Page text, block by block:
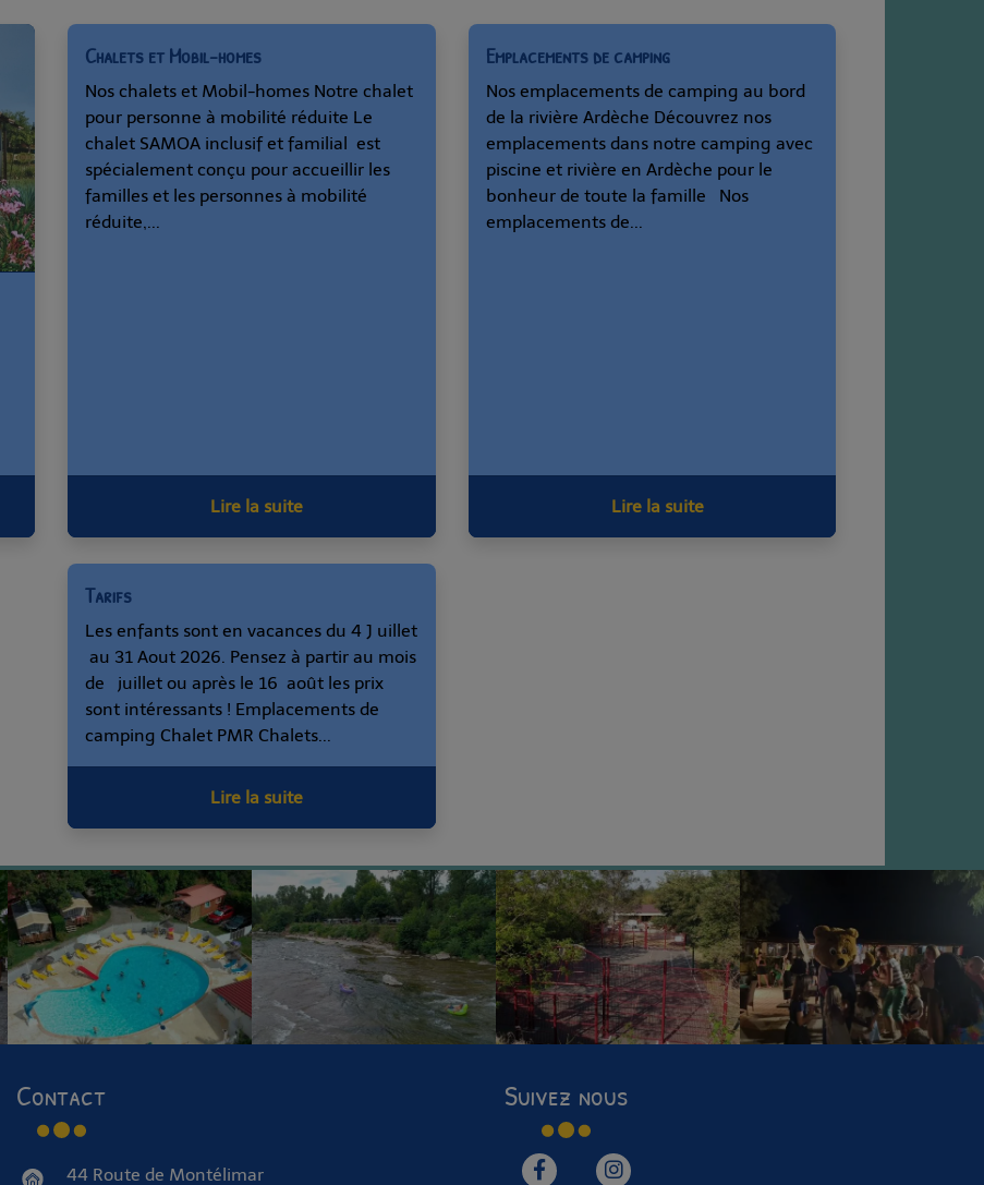
Chalets et Mobil-homes
Nos chalets et Mobil-homes Notre chalet
pour personne à mobilité réduite Le
chalet SAMOA inclusif et familial est
spécialement conçu pour accueillir les
familles et les personnes à mobilité
réduite,...
Lire la suite
Emplacements de camping
Nos emplacements de camping au bord
de la rivière Ardèche Découvrez nos
emplacements dans notre camping avec
piscine et rivière en Ardèche pour le
bonheur de toute la famille Nos
emplacements de...
Lire la suite
Tarifs
Les enfants sont en vacances du 4 J uillet
au 31 Aout 2026. Pensez à partir au mois
de juillet ou après le 16 août les prix
sont intéressants ! Emplacements de
camping Chalet PMR Chalets...
Lire la suite
Contact
44 Route de Montélimar
Suivez nous